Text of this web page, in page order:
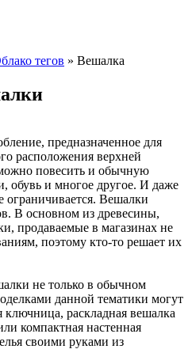
тегов » Вешалка
предназначенное для
расположения верхней
повесить и обычную
обувь и многое другое. И даже
Вешалки
В основном из древесины,
продаваемые в магазинах не
поэтому кто-то решает их
не только в обычном
данной тематики могут
раскладная вешалка
компактная настенная
своими руками из